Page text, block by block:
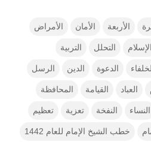
الأربعة الأمان الأمراض
الإسلام التحلل التربية
الدعوة الدين الرسل
العباد القيامة المحافظة
النساء النفخة تعزية تعظيم
خطب الشيخ الإمام للعام 1442